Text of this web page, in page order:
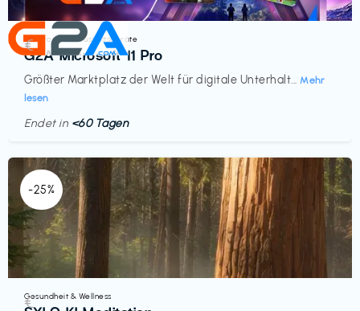
Elektronik & Haushaltsgeräte
G2A Microsoft 11 Pro
Größter Marktplatz der Welt für digitale Unterhalt... Mehr
lesen
€‎
Endet in <60 Tagen
-25%
Gesundheit & Wellness
€‎